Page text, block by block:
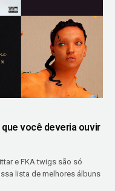
você deveria ouvir
e FKA twigs são só
lista de melhores álbuns